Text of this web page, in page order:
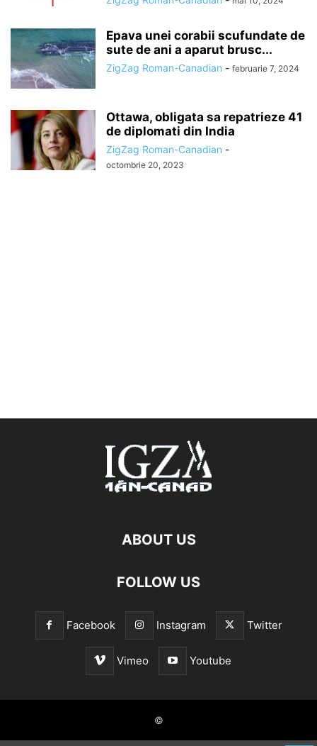
Epava unei corabii scufundate de
sute de ani a aparut brusc...
ZigZag Roman-Canadian - februarie 7, 2024
Ottawa, obligata sa repatrieze 41
de diplomati din India
ZigZag Roman-Canadian -
octombrie 20, 2023
ABOUT US
FOLLOW US
Facebook Instagram Twitter
Vimeo Youtube
©